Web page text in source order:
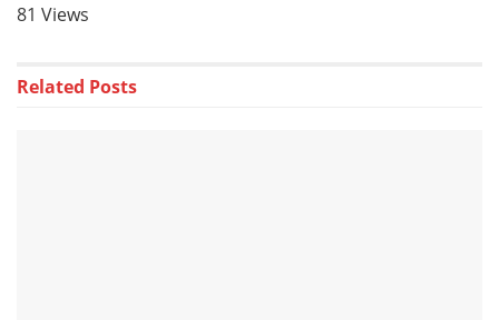
81 Views
Related Posts